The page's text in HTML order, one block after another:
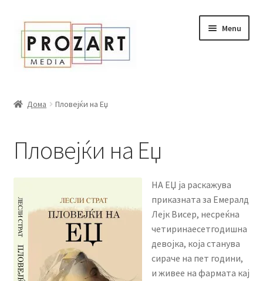
Оди
кон
навигација
Skip
content
Menu
Сите книги
Нашата мала библиотека
Новости
Промоции
Expand
child
menu
Литературен фестивал
Дома Пловејќи на Еџ
Пловејќи на Еџ
НА ЕЏ ја раскажува
приказната за Емералд
Лејк Висер, несреќна
четиринаесетгодишна
девојка, која станува
сираче на пет години,
и живее на фармата кај